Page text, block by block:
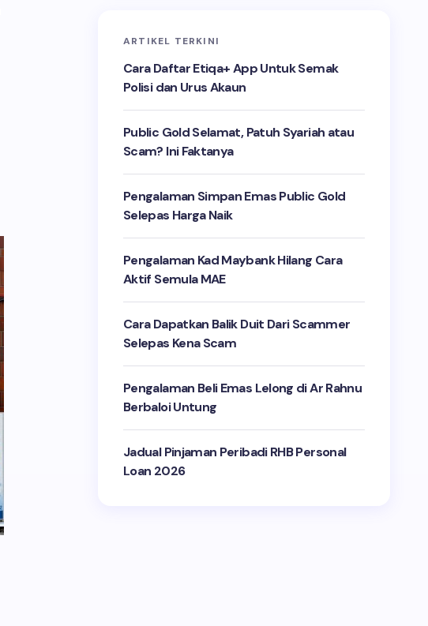
ARTIKEL TERKINI
Cara Daftar Etiqa+ App Untuk Semak
Polisi dan Urus Akaun
Public Gold Selamat, Patuh Syariah atau
Scam? Ini Faktanya
Pengalaman Simpan Emas Public Gold
Selepas Harga Naik
Pengalaman Kad Maybank Hilang Cara
Aktif Semula MAE
Cara Dapatkan Balik Duit Dari Scammer
Selepas Kena Scam
Pengalaman Beli Emas Lelong di Ar Rahnu
Berbaloi Untung
Jadual Pinjaman Peribadi RHB Personal
Loan 2026